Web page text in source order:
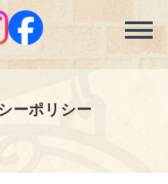
メ
ーポリシー